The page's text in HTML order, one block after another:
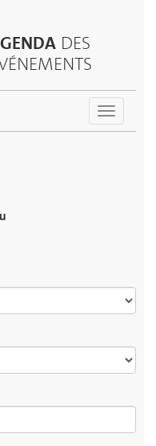
DES
Toggle